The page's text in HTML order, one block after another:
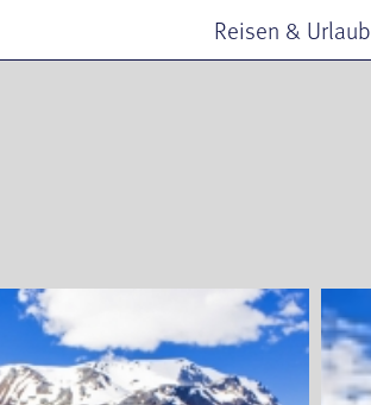
Reisen & Urlaub